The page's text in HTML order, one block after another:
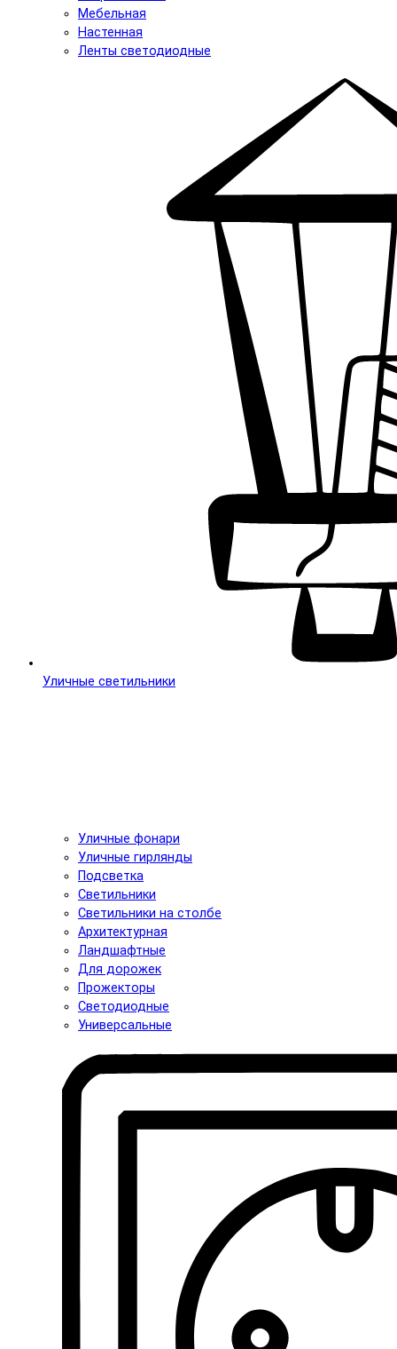
Мебельная
Настенная
Ленты светодиодные
Уличные светильники
Уличные фонари
Уличные гирлянды
Подсветка
Светильники
Светильники на столбе
Архитектурная
Ландшафтные
Для дорожек
Прожекторы
Светодиодные
Универсальные